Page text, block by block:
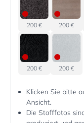
200 € 200 €
200 € 200 €
Klicken Sie bitte
Ansicht.
Die Stofffotos